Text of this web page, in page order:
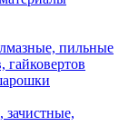
пильные
гайковертов
зачистные,